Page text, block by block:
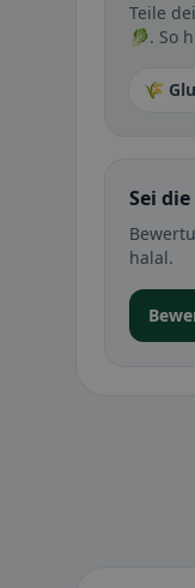
Teile
🥬. So
🌾
Sei
halal.